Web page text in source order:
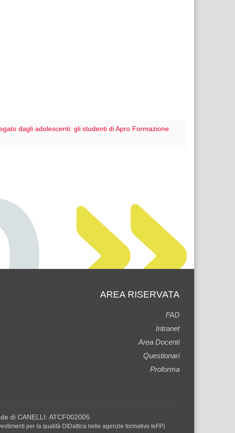
dagli adolescenti: gli studenti di Apro Formazione
AREA RISERVATA
FAD
Intranet
Area Docenti
Questionari
Proforma
di CANELLI: ATCF002005
per la qualità DIDattica nelle agenzie formative IeFP)